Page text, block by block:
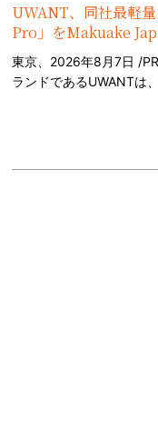
UWANT、同社最軽
Pro」をMakuake
東京、2026年8月7日 /
ランドであるUWANTは